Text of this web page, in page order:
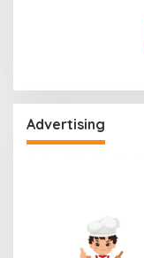
Advertising